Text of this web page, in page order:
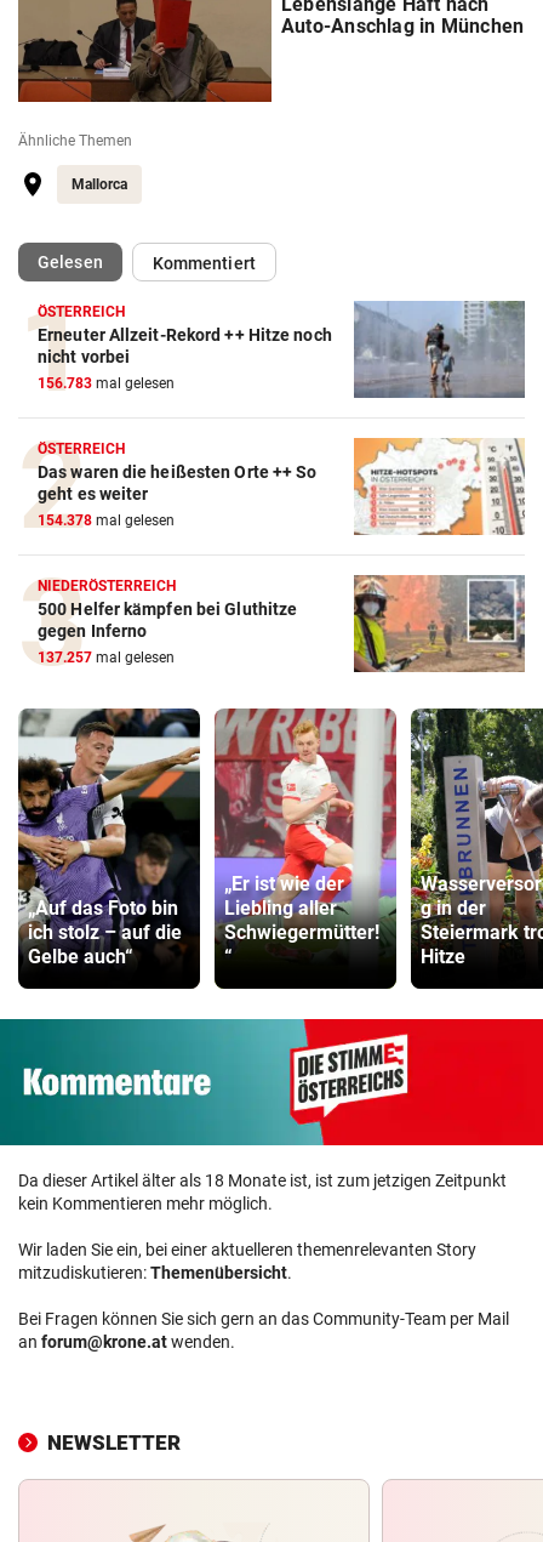
Lebenslange Haft nach
Auto-Anschlag in München
Ähnliche Themen
Mallorca
Gelesen(ausgewählt)Kommentiert
ÖSTERREICH
Erneuter Allzeit-Rekord ++ Hitze noch
nicht vorbei
156.783 mal gelesen
ÖSTERREICH
Das waren die heißesten Orte ++ So
geht es weiter
154.378 mal gelesen
NIEDERÖSTERREICH
500 Helfer kämpfen bei Gluthitze
gegen Inferno
137.257 mal gelesen
„Auf das Foto bin
ich stolz – auf die
Gelbe auch“
„Er ist wie der
Liebling aller
Schwiegermütter!
“
g in der
Steiermark
Hitze
Da dieser Artikel älter als 18 Monate ist, ist zum jetzigen Zeitpunkt
kein Kommentieren mehr möglich.
Wir laden Sie ein, bei einer aktuelleren themenrelevanten Story
mitzudiskutieren:Themenübersicht.
Bei Fragen können Sie sich gern an das Community-Team per Mail
an forum@krone.atwenden.
NEWSLETTER